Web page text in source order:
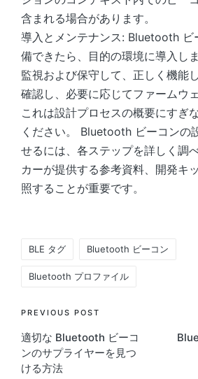
含まれる場合があります。
導入とメンテナンス: Bluetooth ビ
備できたら、目的の環境に導入し
監視および保守して、正しく機能
確認し、必要に応じてファームウ
これは設計プロセスの概要にすぎ
ください。 Bluetooth ビーコンの
せるには、各ステップを詳しく調
カーが提供する参考資料、開発キ
照することが重要です。
BLE タグ Bluetooth ビーコン
Bluetooth プロファイル
Post
navigation
PREVIOUS POST
適切な Bluetooth ビーコ
ンのサプライヤーを見つ
ける方法